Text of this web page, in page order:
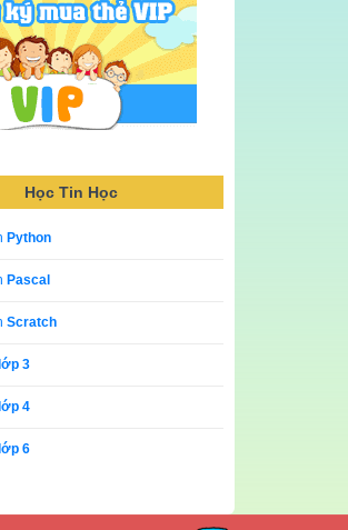
Học Tin Học
Python
Pascal
Scratch
lớp 3
lớp 4
lớp 6